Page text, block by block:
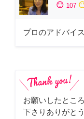
sentiment_satisfied 107
プロのアドバイス
お願いしたとこ
下さりありがと